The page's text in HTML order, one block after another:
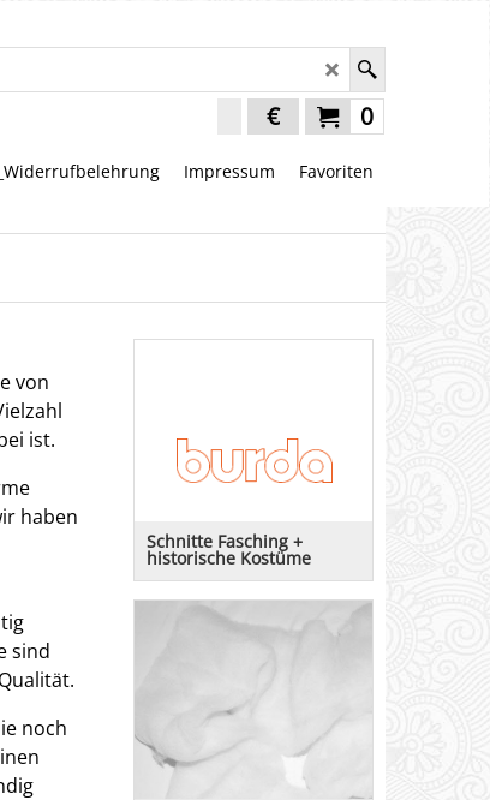
0
€
Impressum Favoriten
Schnitte Fasching +
historische Kostüme
Karnevals-Schnitte,
Faschingsschnitte, historische
von
ist.
haben
sind
noch